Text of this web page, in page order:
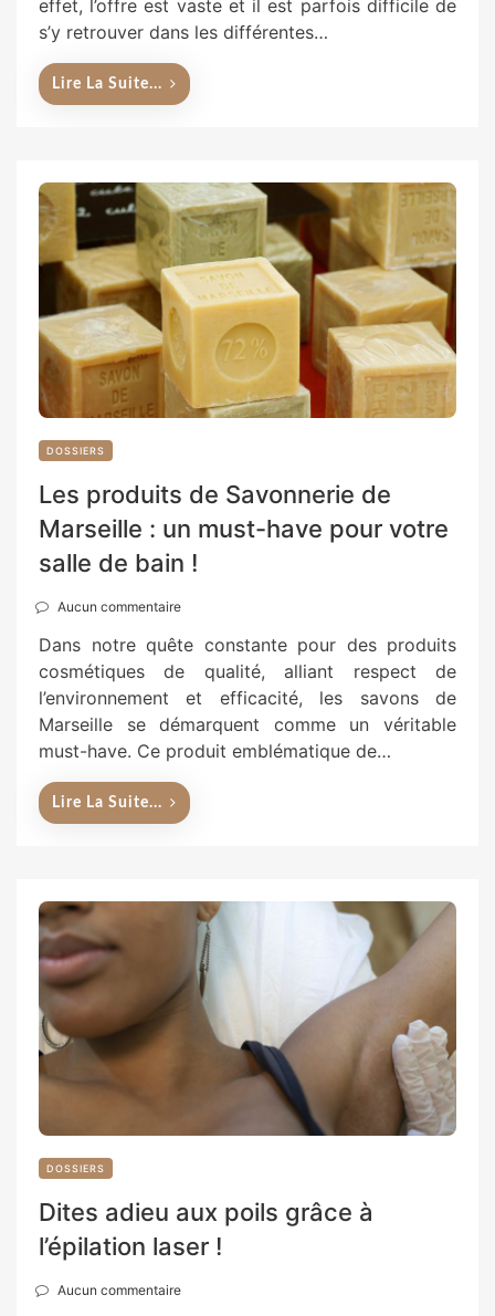
effet, l’offre est vaste et il est parfois difficile de
s’y retrouver dans les différentes…
Lire La Suite...
DOSSIERS
Les produits de Savonnerie de
Marseille : un must-have pour votre
salle de bain !
Aucun commentaire
Dans notre quête constante pour des produits
cosmétiques de qualité, alliant respect de
l’environnement et efficacité, les savons de
Marseille se démarquent comme un véritable
must-have. Ce produit emblématique de…
Lire La Suite...
DOSSIERS
Dites adieu aux poils grâce à
l’épilation laser !
Aucun commentaire